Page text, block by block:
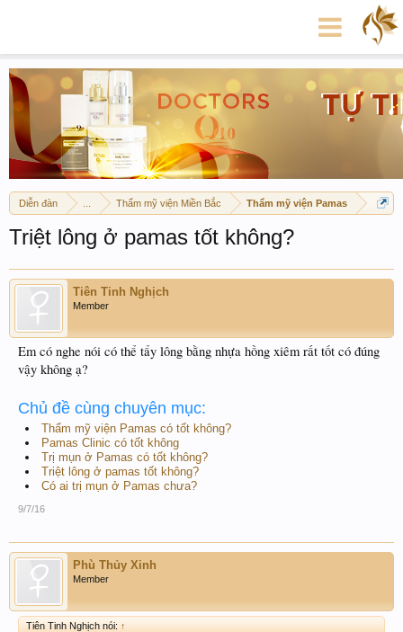
Diễn đàn Thẩm mỹ viện Miền Bắc Thẩm mỹ viện Pamas
Triệt lông ở pamas tốt không?
Tiên Tinh Nghịch
Member
Em có nghe nói có thể tẩy lông bằng nhựa hồng xiêm rất tốt có đúng
vậy không ạ?
Chủ đề cùng chuyên mục:
Thẩm mỹ viện Pamas có tốt không?
Pamas Clinic có tốt không
Trị mụn ở Pamas có tốt không?
Triệt lông ở pamas tốt không?
Có ai trị mụn ở Pamas chưa?
9/7/16
Phù Thủy Xinh
Member
Tiên Tinh Nghịch nói: ↑